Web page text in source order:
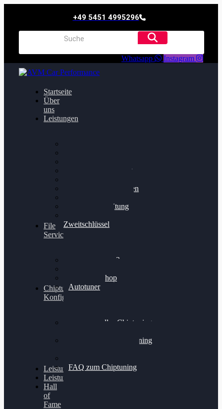
+49 5451 4995296
Whatsapp Instagram
Startseite
Über
uns
Leistungen
Getriebeoptimierung
Bremsscheiben planen
Felgenaufbereitung
Zweitschlüssel
File
Service
Alientech Kess3
Alientech Shop
Autotuner
Chiptuning
Konfigurator
Professionelles Chiptuning
Professionelles Chiptuning
FAQ zum Chiptuning
Leistungsmessung
Leistungsprüfstand
Hall
of
Fame